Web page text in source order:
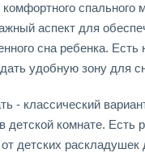
спального
аспект для
сна ребенка. Есть
удобную зону для
- классический
детской комнате. Есть
детских раскладушек